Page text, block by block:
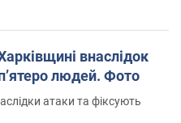
внаслідок
людей. Фото
атаки та фіксують